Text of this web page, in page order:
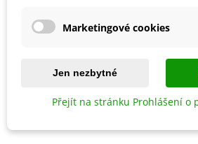
Ptačí budka zelená Beach Hut
438 Kč
Marketingové cookies
Jen nezbytné
Přejít na stránku Prohlášení o